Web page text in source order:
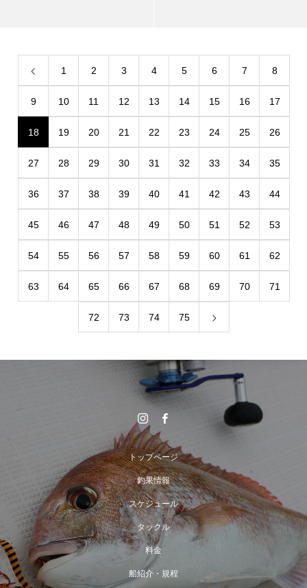
1 2 3 4 5 6 7 8
9 10 11 12 13 14 15 16 17
18 19 20 21 22 23 24 25 26
27 28 29 30 31 32 33 34 35
36 37 38 39 40 41 42 43 44
45 46 47 48 49 50 51 52 53
54 55 56 57 58 59 60 61 62
63 64 65 66 67 68 69 70 71
72 73 74 75
トップページ
釣果情報
スケジュール
タックル
料金
船紹介・規程